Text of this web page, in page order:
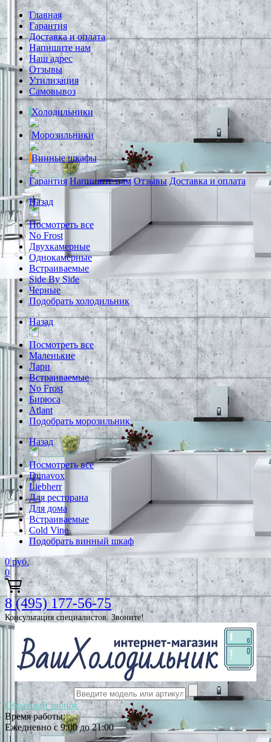
Главная
Гарантия
Доставка и оплата
Напишите нам
Наш адрес
Отзывы
Утилизация
Самовывоз
Холодильники
Морозильники
Винные шкафы
Гарантия Напишите нам Отзывы Доставка и оплата
Назад
Посмотреть все
No Frost
Двухкамерные
Однокамерные
Встраиваемые
Side By Side
Черные
Подобрать холодильник
Назад
Посмотреть все
Маленькие
Лари
Встраиваемые
No Frost
Бирюса
Atlant
Подобрать морозильник
Назад
Посмотреть все
Dunavox
Liebherr
Для ресторана
Для дома
Встраиваемые
Cold Vine
Подобрать винный шкаф
0 руб.
0
8 (495) 177-56-75
Консультация специалистов. Звоните!
Обратный звонок
Время работы:
Ежедневно с 9:00 до 21:00